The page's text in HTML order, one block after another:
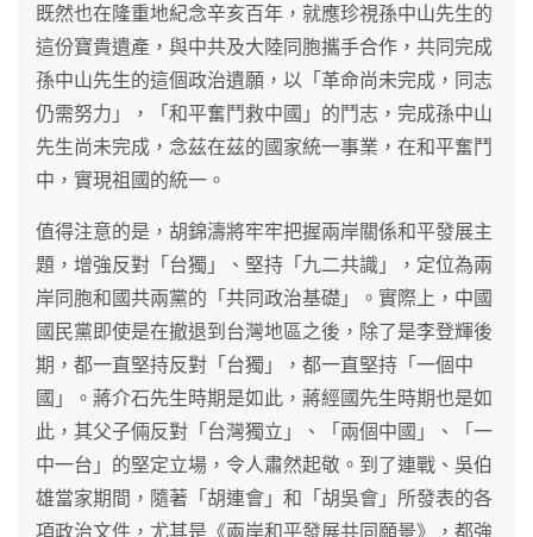
既然也在隆重地紀念辛亥百年，就應珍視孫中山先生的
這份寶貴遺產，與中共及大陸同胞攜手合作，共同完成
孫中山先生的這個政治遺願，以「革命尚未完成，同志
仍需努力」，「和平奮鬥救中國」的鬥志，完成孫中山
先生尚未完成，念茲在茲的國家統一事業，在和平奮鬥
中，實現祖國的統一。
值得注意的是，胡錦濤將牢牢把握兩岸關係和平發展主
題，增強反對「台獨」、堅持「九二共識」，定位為兩
岸同胞和國共兩黨的「共同政治基礎」。實際上，中國
國民黨即使是在撤退到台灣地區之後，除了是李登輝後
期，都一直堅持反對「台獨」，都一直堅持「一個中
國」。蔣介石先生時期是如此，蔣經國先生時期也是如
此，其父子倆反對「台灣獨立」、「兩個中國」、「一
中一台」的堅定立場，令人肅然起敬。到了連戰、吳伯
雄當家期間，隨著「胡連會」和「胡吳會」所發表的各
項政治文件，尤其是《兩岸和平發展共同願景》，都強